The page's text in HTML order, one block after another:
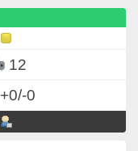
12
+0/-0